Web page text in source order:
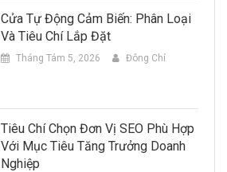
Cửa Tự Động Cảm Biến: Phân Loại
Và Tiêu Chí Lắp Đặt
Tháng Tám 5, 2026 Đông Chí
Tiêu Chí Chọn Đơn Vị SEO Phù Hợp
Với Mục Tiêu Tăng Trưởng Doanh
Nghiệp